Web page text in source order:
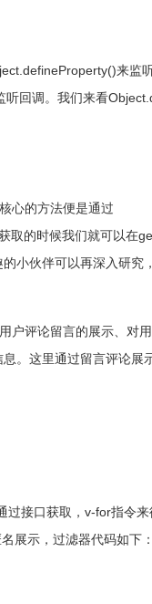
来监
回调。我们来看
心的方法便是通过
取的时候我们就可以在
小伙伴可以再深入研究
户评论留言的展示、对
。这里通过留言评论展
过接口获取，v-for指令
展示，过滤器代码如下：